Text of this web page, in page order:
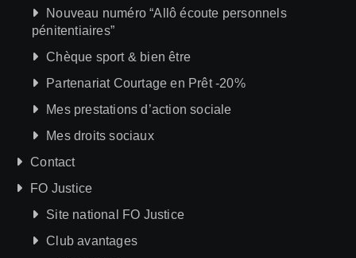
Nouveau numéro “Allô écoute personnels
pénitentiaires”
Chèque sport & bien être
Partenariat Courtage en Prêt -20%
Mes prestations d’action sociale
Mes droits sociaux
Contact
FO Justice
Site national FO Justice
Club avantages